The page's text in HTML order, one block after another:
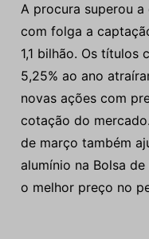
A procura superou
com folga a
1,1 bilhão. Os títulos
5,25% ao ano
novas ações com
cotação do
de março também
alumínio na Bolsa
o melhor preço no